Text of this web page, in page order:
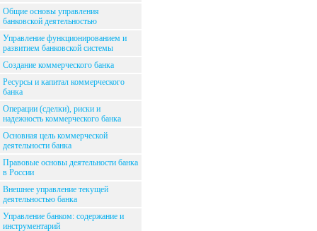
Общие основы управления
банковской деятельностью
Управление функционированием и
развитием банковской системы
Создание коммерческого банка
Ресурсы и капитал коммерческого
банка
Операции (сделки), риски и
надежность коммерческого банка
Основная цель коммерческой
деятельности банка
Правовые основы деятельности банка
в России
Внешнее управление текущей
деятельностью банка
Управление банком: содержание и
инструментарий